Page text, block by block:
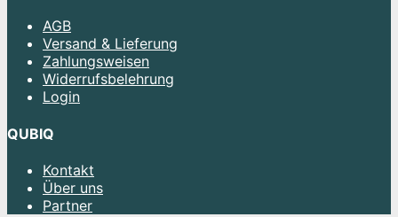
AGB
Versand & Lieferung
Zahlungsweisen
Widerrufsbelehrung
Login
QUBIQ
Kontakt
Über uns
Partner